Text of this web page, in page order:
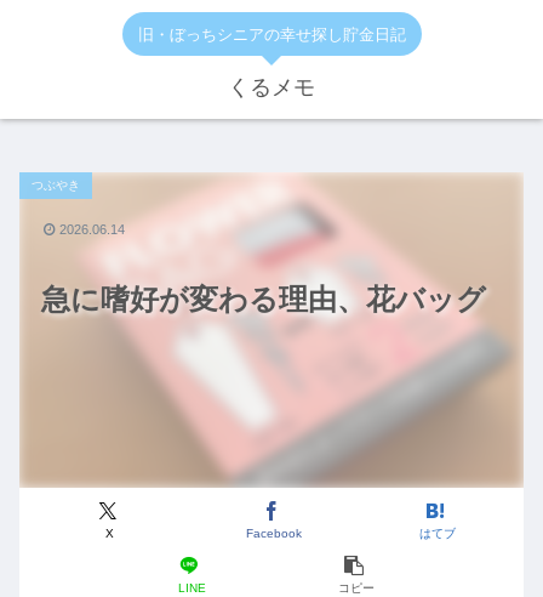
旧・ぼっちシニアの幸せ探し貯金日記
くるメモ
急に嗜好が変わる理由、花バッグ
つぶやき
X Facebook はてブ
LINE コピー
2026.06.14